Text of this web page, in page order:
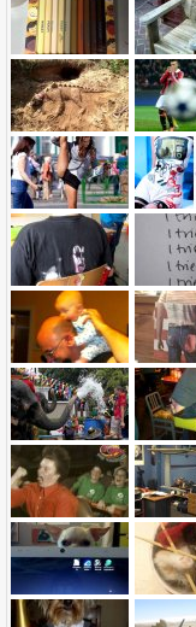
Name:
E-Mail-Adresse (optional):
Kommentar: